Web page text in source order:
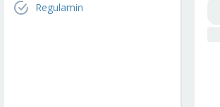
Regulamin